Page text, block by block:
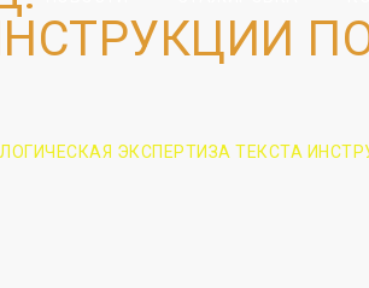
ЭКСПЕРТИЗА ТЕКСТА